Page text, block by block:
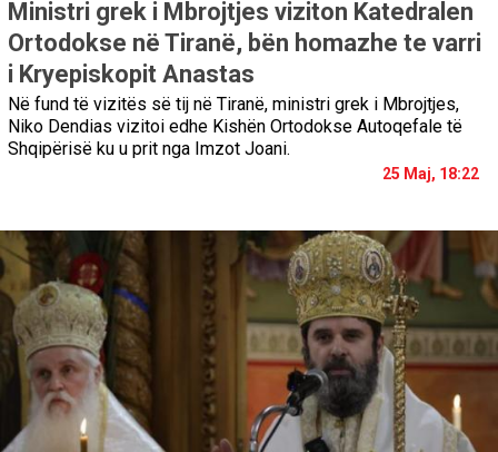
Ministri grek i Mbrojtjes viziton Katedralen
Ortodokse në Tiranë, bën homazhe te varri
i Kryepiskopit Anastas
Në fund të vizitës së tij në Tiranë, ministri grek i Mbrojtjes,
Niko Dendias vizitoi edhe Kishën Ortodokse Autoqefale të
Shqipërisë ku u prit nga Imzot Joani.
25 Maj, 18:22